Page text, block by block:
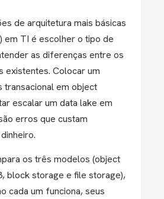
de arquitetura mais básicas
em TI é escolher o tipo de
as diferenças entre os
existentes. Colocar um
transacional em object
escalar um data lake em
erros que custam
os três modelos (object
block storage e file storage),
cada um funciona, seus